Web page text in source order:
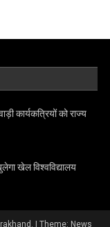
कार्यकत्रियों को राज्य
खेल विश्वविद्यालय
Theme: News